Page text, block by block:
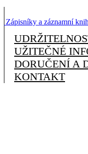
Zápisníky a záznamní
UŽITEČNÉ
DORUČENÍ A
KONTAKT